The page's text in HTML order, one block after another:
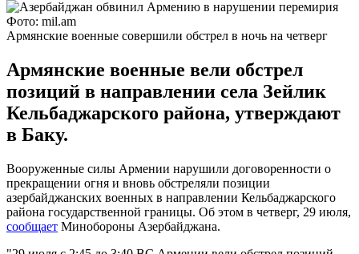
Фото: mil.am
Армянские военные совершили обстрел в ночь на четверг
Армянские военные вели обстрел
позиций в направлении села Зейлик
Кельбаджарского района, утверждают
в Баку.
Вооруженные силы Армении нарушили договоренности о
прекращении огня и вновь обстреляли позиции
азербайджанских военных в направлении Кельбаджарского
района государственной границы. Об этом в четверг, 29 июля,
сообщает Минобороны Азербайджана.